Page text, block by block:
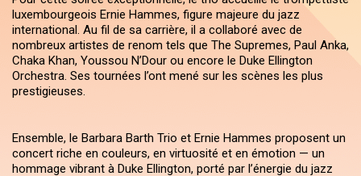
luxembourgeois Ernie Hammes, figure majeure du jazz
international. Au fil de sa carrière, il a collaboré avec de
nombreux artistes de renom tels que The Supremes, Paul Anka,
Chaka Khan, Youssou N’Dour ou encore le Duke Ellington
Orchestra. Ses tournées l’ont mené sur les scènes les plus
prestigieuses.
Ensemble, le Barbara Barth Trio et Ernie Hammes proposent un
concert riche en couleurs, en virtuosité et en émotion — un
hommage vibrant à Duke Ellington, porté par l’énergie du jazz